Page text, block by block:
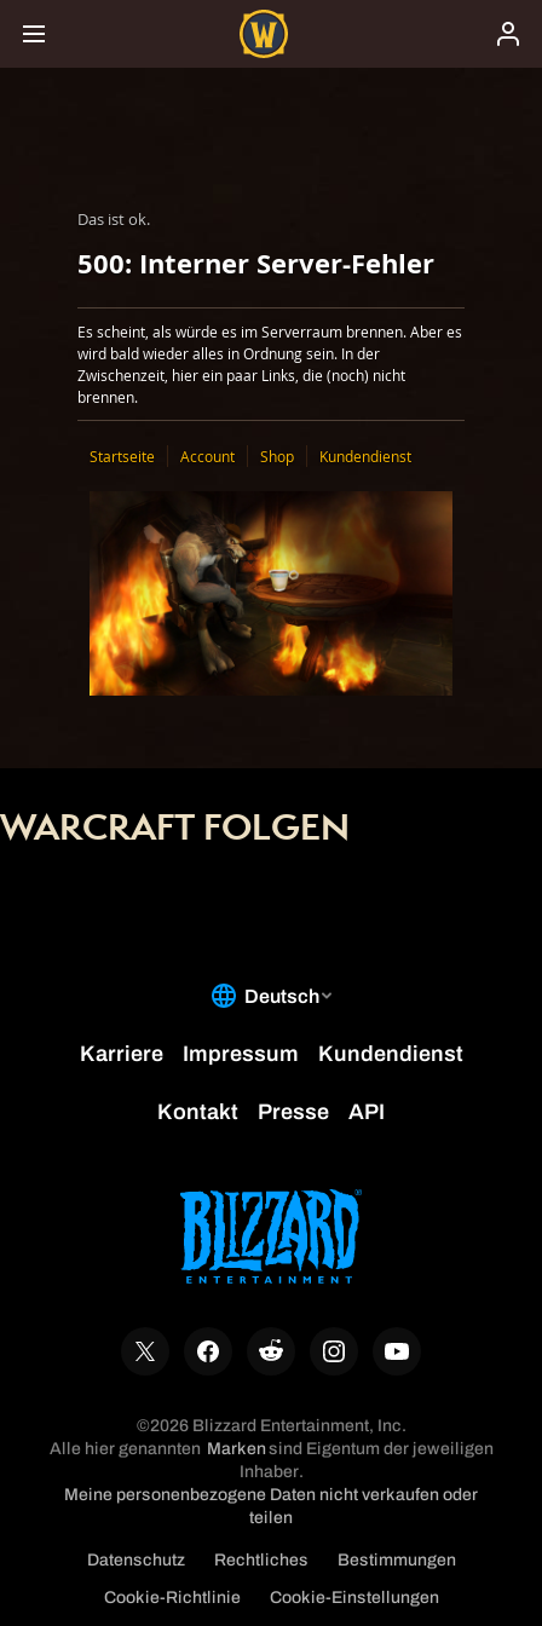
Das ist ok.
500: Interner Server-Fehler
Es scheint, als würde es im Serverraum brennen. Aber es
wird bald wieder alles in Ordnung sein. In der
Zwischenzeit, hier ein paar Links, die (noch) nicht
brennen.
Startseite Account Shop Kundendienst
WARCRAFT FOLGEN